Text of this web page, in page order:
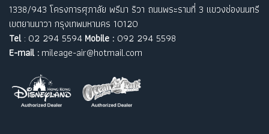
1338/943 โครงการศุภาลัย พรีมา ริวา ถนนพระรามที่ 3 แขวงช่องนนทรี
เขตยานนาวา กรุงเทพมหานคร 10120
Tel: 02 294 5594 Mobile : 092 294 5598
E-mail : mileage-air@hotmail.com